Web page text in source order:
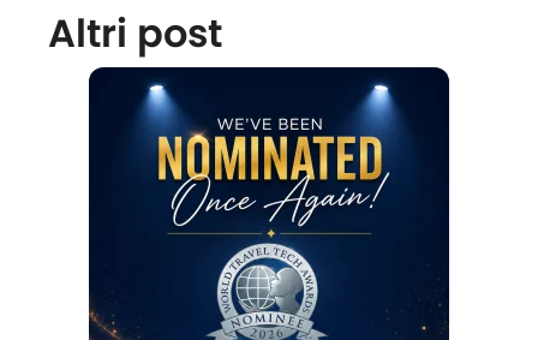
Altri post